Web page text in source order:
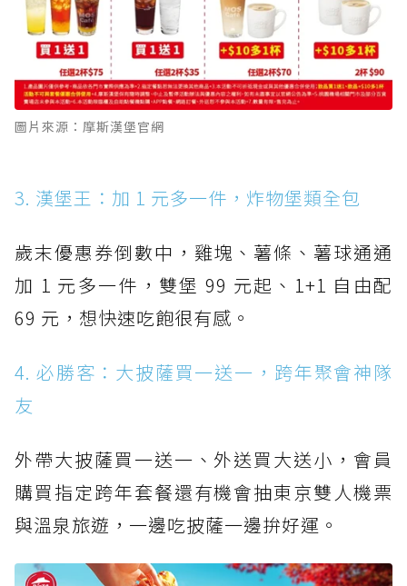
圖片來源：摩斯漢堡官網
3. 漢堡王：加 1 元多一件，炸物堡類全包
歲末優惠券倒數中，雞塊、薯條、薯球通通
加 1 元多一件，雙堡 99 元起、1+1 自由配
69 元，想快速吃飽很有感。
4. 必勝客：大披薩買一送一，跨年聚會神隊
友
外帶大披薩買一送一、外送買大送小，會員
購買指定跨年套餐還有機會抽東京雙人機票
與溫泉旅遊，一邊吃披薩一邊拚好運。